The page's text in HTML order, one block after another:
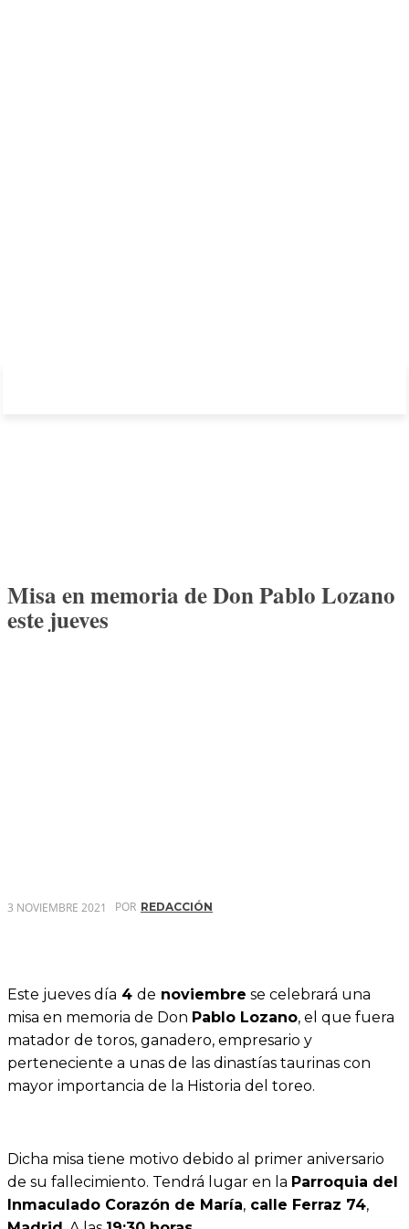
Misa en memoria de Don Pablo Lozano
este jueves
3 NOVIEMBRE 2021 POR REDACCIÓN
Este jueves día 4 de noviembre se celebrará una
misa en memoria de Don Pablo Lozano, el que fuera
matador de toros, ganadero, empresario y
perteneciente a unas de las dinastías taurinas con
mayor importancia de la Historia del toreo.
Dicha misa tiene motivo debido al primer aniversario
de su fallecimiento. Tendrá lugar en la Parroquia del
Inmaculado Corazón de María, calle Ferraz 74,